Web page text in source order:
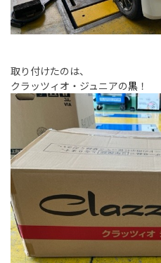
取り付けたのは、
クラッツィオ・ジュニアの黒 ！